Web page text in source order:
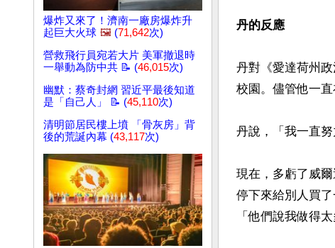
爆炸又來了！濟南一廠房爆炸升
起巨大火球 🖼️ (71,642次)
營救飛行員宛若大片 美軍撤退時
一舉動為防中共 📝 (46,015次)
幽默：蔡奇封網 習近平最後知道
是「自己人」 📝 (45,110次)
清明節居民樓上墳 「骨灰房」背
後的荒誕內幕 (43,117次)
丹的反應
丹對《愛達荷州
校園。儘管他一直
丹說，「我一直
現在，多虧了威
停下來給別人買
「他們說我做得